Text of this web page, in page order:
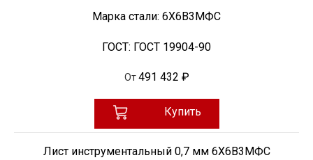
Марка стали: 6Х6В3МФС
ГОСТ: ГОСТ 19904-90
От 491 432 ₽
Купить
Лист инструментальный 0,7 мм 6Х6В3МФС